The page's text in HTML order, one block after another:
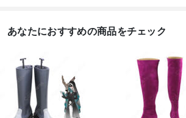
あなたにおすすめの商品をチェック